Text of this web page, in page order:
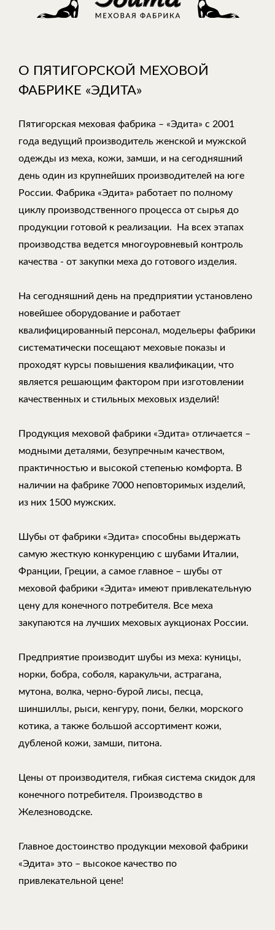
О ПЯТИГОРСКОЙ МЕХОВОЙ
ФАБРИКЕ «ЭДИТА»
Пятигорская меховая фабрика – «Эдита» с 2001
года ведущий производитель женской и мужской
одежды из меха, кожи, замши, и на сегодняшний
день один из крупнейших производителей на юге
России. Фабрика «Эдита» работает по полному
циклу производственного процесса от сырья до
продукции готовой к реализации. На всех этапах
производства ведется многоуровневый контроль
качества - от закупки меха до готового изделия.
На сегодняшний день на предприятии установлено
новейшее оборудование и работает
квалифицированный персонал, модельеры фабрики
систематически посещают меховые показы и
проходят курсы повышения квалификации, что
является решающим фактором при изготовлении
качественных и стильных меховых изделий!
Продукция меховой фабрики «Эдита» отличается –
модными деталями, безупречным качеством,
практичностью и высокой степенью комфорта. В
наличии на фабрике 7000 неповторимых изделий,
из них 1500 мужских.
Шубы от фабрики «Эдита» способны выдержать
самую жесткую конкуренцию с шубами Италии,
Франции, Греции, а самое главное – шубы от
меховой фабрики «Эдита» имеют привлекательную
цену для конечного потребителя. Все меха
закупаются на лучших меховых аукционах России.
Предприятие производит шубы из меха: куницы,
норки, бобра, соболя, каракульчи, астрагана,
мутона, волка, черно-бурой лисы, песца,
шиншиллы, рыси, кенгуру, пони, белки, морского
котика, а также большой ассортимент кожи,
дубленой кожи, замши, питона.
Цены от производителя, гибкая система скидок для
конечного потребителя. Производство в
Железноводске.
Главное достоинство продукции меховой фабрики
«Эдита» это – высокое качество по
привлекательной цене!